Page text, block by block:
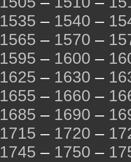
1535 – 1540 –
1565 – 1570 –
1595 – 1600 –
1625 – 1630 –
1655 – 1660 –
1685 – 1690 –
1715 – 1720 –
1745 – 1750 –